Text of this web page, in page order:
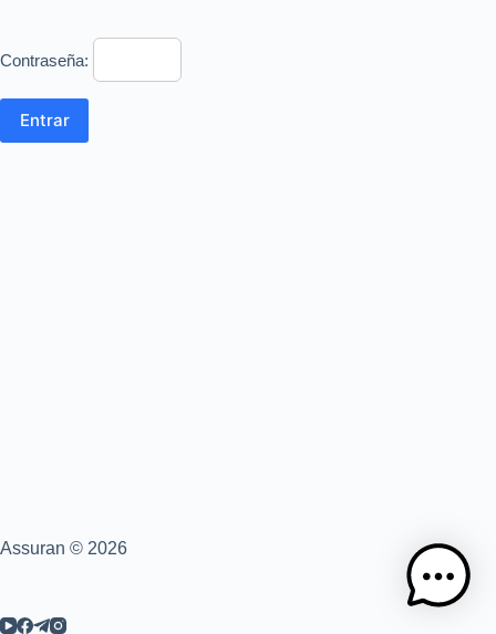
Contraseña:
Assuran © 2026